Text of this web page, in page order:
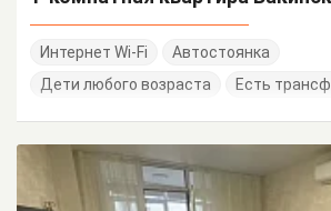
Интернет Wi-Fi
Автостоянка
Дети любого возраста
Есть